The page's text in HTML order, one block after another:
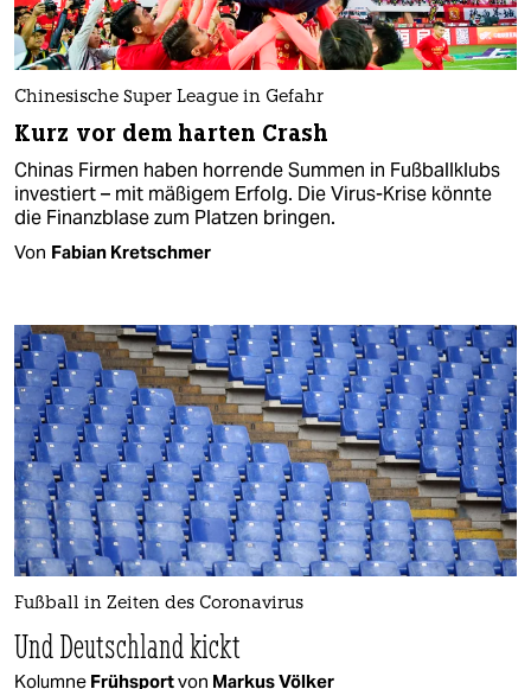
Chinesische Super League in Gefahr
Kurz vor dem harten Crash
Chinas Firmen haben horrende Summen in Fußballklubs
investiert – mit mäßigem Erfolg. Die Virus-Krise könnte
die Finanzblase zum Platzen bringen.
Von Fabian Kretschmer
Fußball in Zeiten des Coronavirus
Und Deutschland kickt
Kolumne Frühsportvon Markus Völker